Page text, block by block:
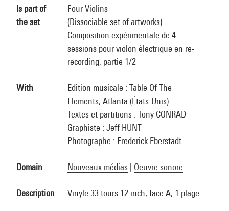
Is part of
the set
Four Violins
(Dissociable set of artworks)
Composition expérimentale de 4
sessions pour violon électrique en re-
recording, partie 1/2
With
Edition musicale : Table Of The
Elements, Atlanta (États-Unis)
Textes et partitions : Tony CONRAD
Graphiste : Jeff HUNT
Photographe : Frederick Eberstadt
Domain Nouveaux médias Oeuvre sonore
Description Vinyle 33 tours 12 inch, face A, 1 plage